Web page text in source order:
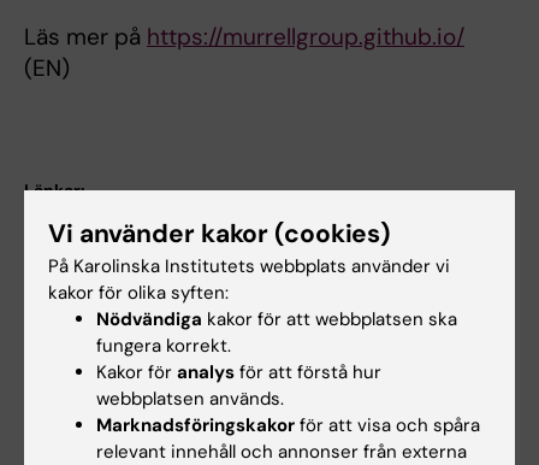
Läs mer på https://murrellgroup.github.io/
(EN)
Länkar:
Semantic Scholar
BRCCH webinar on the future of COVID-19 research
News reslease on EurekAlert
Article in Horizon magazine
Article in the Washington Post
News article in Nature magazine
SciLifeLab at KI
SciLifeLab på KI
Forskningsområden:
Vi använder kakor (cookies)
På Karolinska Institutets webbplats använder vi
kakor för olika syften:
Nödvändiga kakor för att webbplatsen ska
fungera korrekt.
Kakor för analys för att förstå hur
webbplatsen används.
Marknadsföringskakor för att visa och spåra
relevant innehåll och annonser från externa